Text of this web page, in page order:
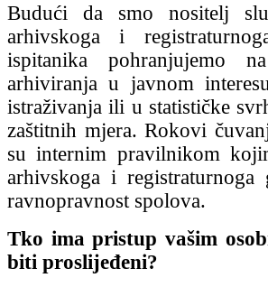
Budući da smo nositelj
arhivskoga i
ispitanika pohranjujemo
arhiviranja u javnom
istraživanja ili u statističke
zaštitnih mjera. Rokovi
su internim pravilnikom
arhivskoga i registraturnoga
ravnopravnost spolova.
Tko ima pristup vašim
biti proslijeđeni?